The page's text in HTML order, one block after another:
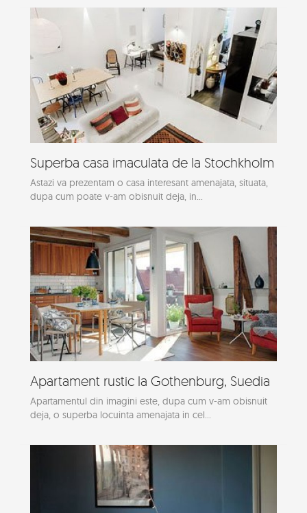
Superba casa imaculata de la Stochkholm
Astazi va prezentam o casa interesant amenajata, situata,
dupa cum poate v-am obisnuit deja, in...
Apartament rustic la Gothenburg, Suedia
Apartamentul din imagini este, dupa cum v-am obisnuit
deja, o superba locuinta amenajata in cel...